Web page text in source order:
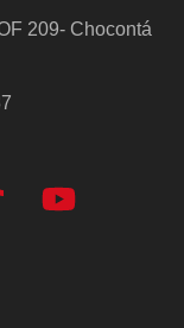
209- Chocontá